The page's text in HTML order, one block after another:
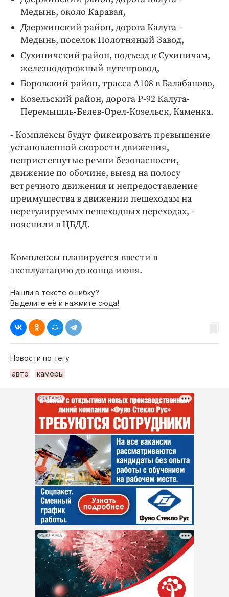
Медынь, около Каравая,
Дзержинский район, дорога Калуга –
Медынь, поселок Полотняный Завод,
Сухиничский район, подъезд к Сухиничам,
железнодорожный путепровод,
Боровский район, трасса А108 в Балабаново,
Козельский район, дорога Р-92 Калуга-
Перемышль-Белев-Орел-Козельск, Каменка.
- Комплексы будут фиксировать превышение
установленной скорости движения,
непристегнутые ремни безопасности,
движение по обочине, выезд на полосу
встречного движения и непредоставление
преимущества в движении пешеходам на
нерегулируемых пешеходных переходах, -
пояснили в ЦБДД.
Комплексы планируется ввести в
эксплуатацию до конца июня.
Нашли в тексте ошибку?
Выделите её и нажмите сюда!
Новости по тегу
авто
камеры
РЕКЛАМА
РЕКЛАМА